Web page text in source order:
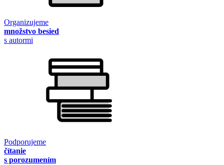
Organizujeme
množstvo besied
s autormi
Podporujeme
čítanie
s porozumením